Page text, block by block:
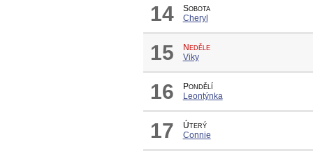
14
Sobota
Cheryl
15
Neděle
Viky
16
Pondělí
Leontýnka
17
Úterý
Connie